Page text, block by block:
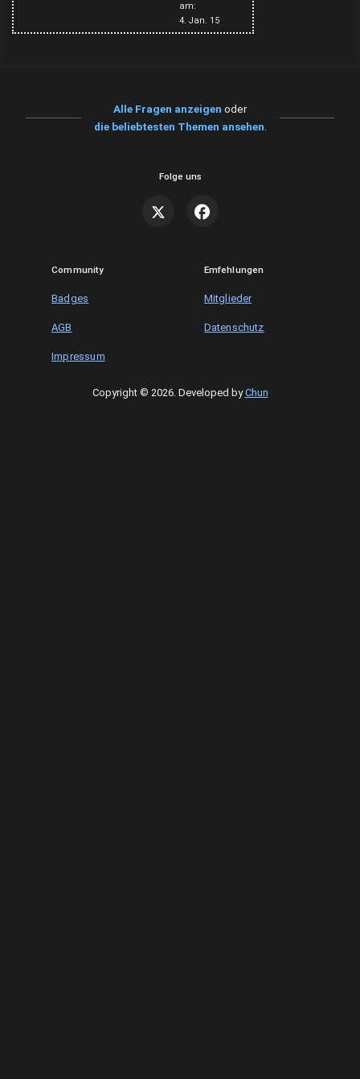
am:
4. Jan. 15
beziehungen liebe
Alle Fragen anzeigen oder
die beliebtesten Themen ansehen.
Folge uns
Community Emfehlungen
Badges Mitglieder
AGB Datenschutz
Impressum
Copyright © 2026. Developed byChun